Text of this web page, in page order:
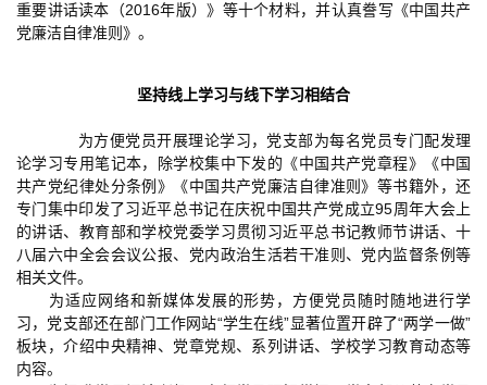
重要讲话读本（2016年版）》等十个材料，并认真誊写《中国共产
党廉洁自律准则》。
坚持线上学习与线下学习相结合
为方便党员开展理论学习，党支部为每名党员专门配发理
论学习专用笔记本，除学校集中下发的《中国共产党章程》《中国
共产党纪律处分条例》《中国共产党廉洁自律准则》等书籍外，还
专门集中印发了习近平总书记在庆祝中国共产党成立95周年大会上
的讲话、教育部和学校党委学习贯彻习近平总书记教师节讲话、十
八届六中全会会议公报、党内政治生活若干准则、党内监督条例等
相关文件。
为适应网络和新媒体发展的形势，方便党员随时随地进行学
习，党支部还在部门工作网站“学生在线”显著位置开辟了“两学一做”
板块，介绍中央精神、党章党规、系列讲话、学校学习教育动态等
内容。